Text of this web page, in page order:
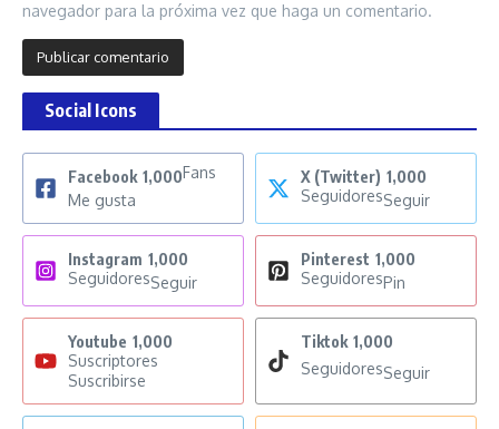
navegador para la próxima vez que haga un comentario.
Social Icons
Facebook 1,000Fans
Me gusta
X (Twitter) 1,000
SeguidoresSeguir
Instagram 1,000
SeguidoresSeguir
Pinterest 1,000
SeguidoresPin
Youtube 1,000
Suscriptores
Suscribirse
Tiktok 1,000
SeguidoresSeguir